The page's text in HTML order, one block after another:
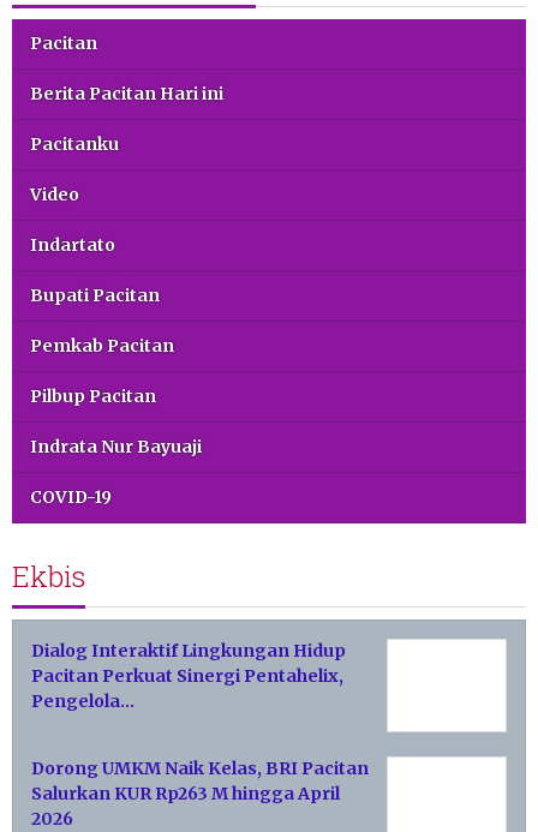
Pacitan
Berita Pacitan Hari ini
Pacitanku
Video
Indartato
Bupati Pacitan
Pemkab Pacitan
Pilbup Pacitan
Indrata Nur Bayuaji
COVID-19
Ekbis
Dialog Interaktif Lingkungan Hidup
Pacitan Perkuat Sinergi Pentahelix,
Pengelola…
Dorong UMKM Naik Kelas, BRI Pacitan
Salurkan KUR Rp263 M hingga April
2026